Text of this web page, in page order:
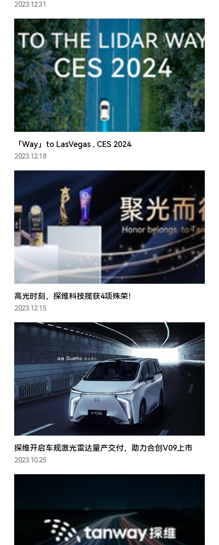
2023.12.31
「Way」to LasVegas , CES 2024
2023.12.18
高光时刻，探维科技揽获4项殊荣！
2023.12.15
探维开启车规激光雷达量产交付，助力合创V09上市
2023.10.25